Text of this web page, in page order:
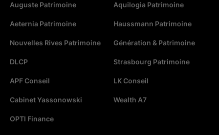
Auguste Patrimoine Aquilogia Patrimoine
Aeternia Patrimoine Haussmann Patrimoine
Nouvelles Rives Patrimoine Génération & Patrimoine
DLCP Strasbourg Patrimoine
APF Conseil LK Conseil
Cabinet Yassonowski Wealth A7
OPTI Finance